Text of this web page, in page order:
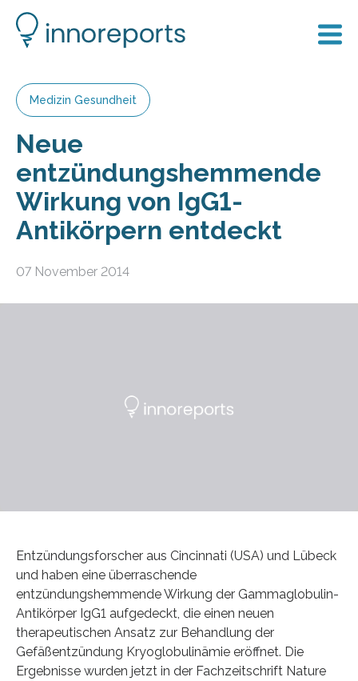
Medizin Gesundheit
Neue
entzündungshemmende
Wirkung von IgG1-
Antikörpern entdeckt
07 November 2014
Entzündungsforscher aus Cincinnati (USA) und Lübeck
und haben eine überraschende
entzündungshemmende Wirkung der Gammaglobulin-
Antikörper IgG1 aufgedeckt, die einen neuen
therapeutischen Ansatz zur Behandlung der
Gefäßentzündung Kryoglobulinämie eröffnet. Die
Ergebnisse wurden jetzt in der Fachzeitschrift Nature